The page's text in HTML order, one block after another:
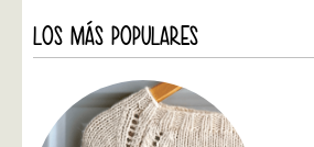
LOS MÁS POPULARES